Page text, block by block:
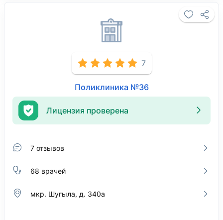
7
Поликлиника №36
Лицензия проверена
7 отзывов
68 врачей
мкр. Шугыла, д. 340а